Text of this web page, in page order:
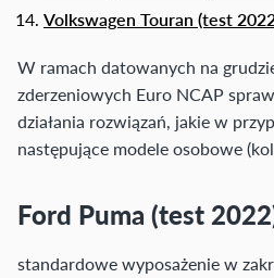
Volkswagen Touran (test
W ramach datowanych na
zderzeniowych Euro NCAP
działania rozwiązań, jakie w
następujące modele osobowe
Ford Puma (test
standardowe wyposażenie w